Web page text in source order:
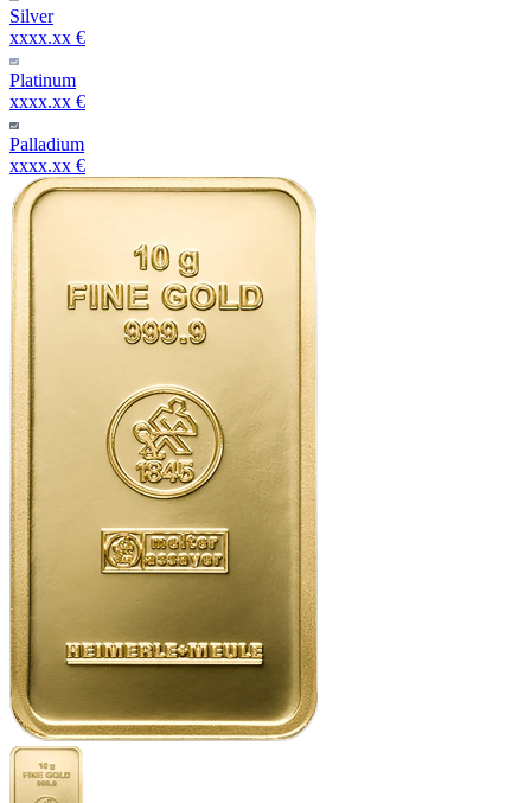
Silver
xxxx.xx €
Platinum
xxxx.xx €
Palladium
xxxx.xx €